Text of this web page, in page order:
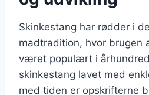
Skinkestang har rødder i
madtradition, hvor brugen
været populært i
skinkestang lavet med
med tiden er opskrifterne